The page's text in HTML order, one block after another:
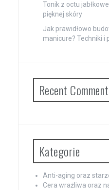
Tonik z octu
pięknej skóry
Jak prawidłowo
manicure? Techniki i
Recent
Kategorie
Anti-aging oraz
Cera wrażliwa oraz